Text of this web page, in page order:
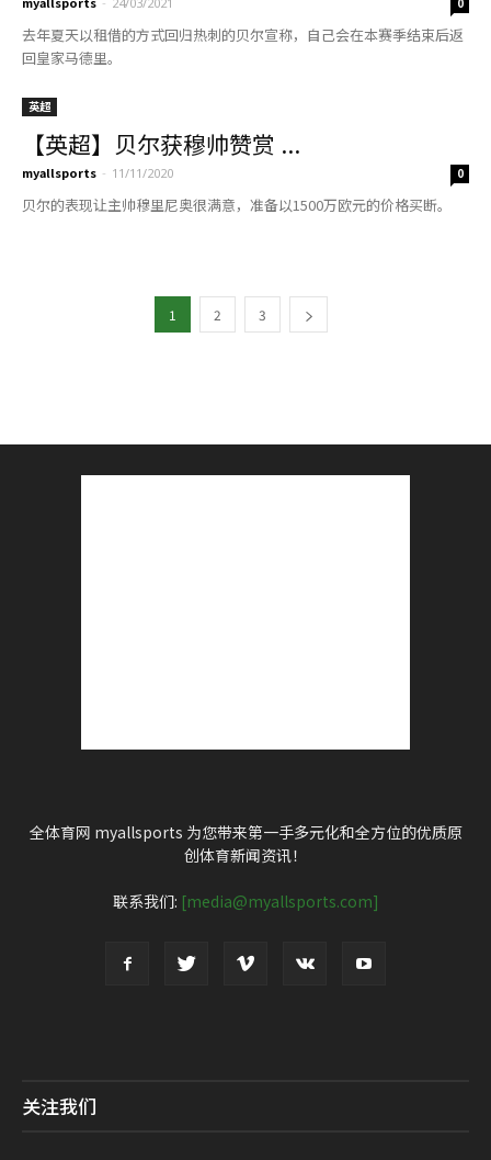
去年夏天以租借的方式回归热刺的贝尔宣称，自己会在本赛季结束后返
回皇家马德里。
英超
【英超】贝尔获穆帅赞赏 ...
myallsports - 11/11/2020 0
贝尔的表现让主帅穆里尼奥很满意，准备以1500万欧元的价格买断。
1 2 3
全体育网 myallsports 为您带来第一手多元化和全方位的优质原
创体育新闻资讯！
联系我们: [media@myallsports.com]
关注我们